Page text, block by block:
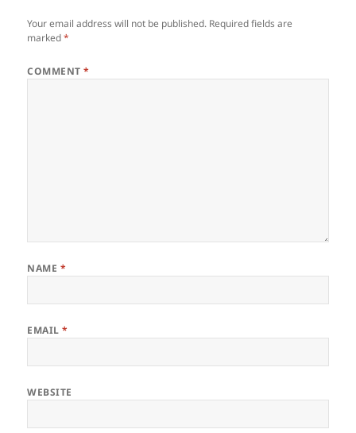
Your email address will not be published. Required fields are
marked*
COMMENT*
NAME *
EMAIL*
WEBSITE